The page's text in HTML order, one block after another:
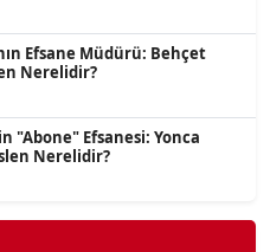
Efsane Müdürü: Behçet
Nerelidir?
"Abone" Efsanesi: Yonca
Nerelidir?